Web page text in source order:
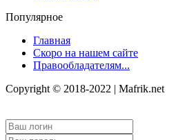
Популярное
Главная
Скоро на нашем сайте
Правообладателям...
Copyright © 2018-2022 | Mafrik.net